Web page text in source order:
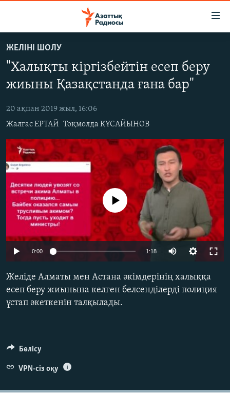
to
main
content
to
Skip
Search
САЯСАТ
AZATTYQTV
ҚАҢТАР ОҚИҒАСЫ
АДАМ ҚҰҚЫҚТАРЫ
ӘЛЕУМЕТ
ӘЛЕМ
АРНАЙЫ ЖОБАЛАР
Русский
ЖАЗЫЛЫҢЫЗ
Басқа тілдерде
ЖЕЛІНІ ШОЛУ
"Халықты кіргізбейтін есеп беру
жиыны Қазақстанда ғана бар"
20 ақпан 2019 жыл, 16:06
Жалғас ЕРТАЙ Тоқмолда ҚҰСАЙЫНОВ
No media source currently available
0:00 1:18
Желіде Алматы мен Астана әкімдерінің халыққа
есеп беру жиынына келген белсенділерді полиция
ұстап әкеткенін талқылады.
Бөлісу
VPN-сіз оқу